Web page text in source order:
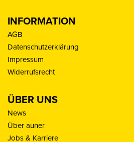
INFORMATION
AGB
Datenschutzerklärung
Impressum
Widerrufsrecht
ÜBER UNS
News
Über auner
Jobs & Karriere